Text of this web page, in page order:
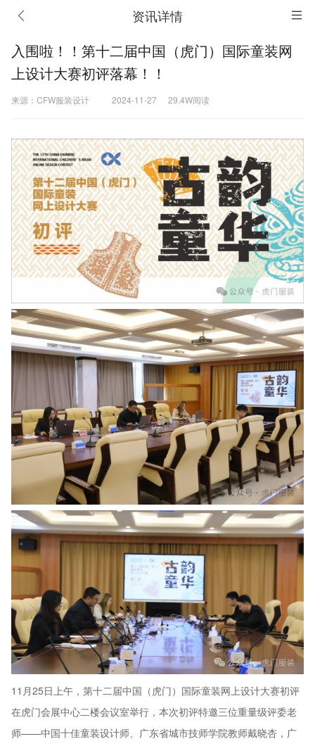
资讯详情
入围啦！！第十二届中国（虎门）国际童装网
上设计大赛初评落幕！！
来源：CFW服装设计 2024-11-27 29.4W阅读
11月25日上午，第十二届中国（虎门）国际童装网上设计大赛初评
在虎门会展中心二楼会议室举行，本次初评特邀三位重量级评委老
师——中国十佳童装设计师、广东省城市技师学院教师戴晓杏，广